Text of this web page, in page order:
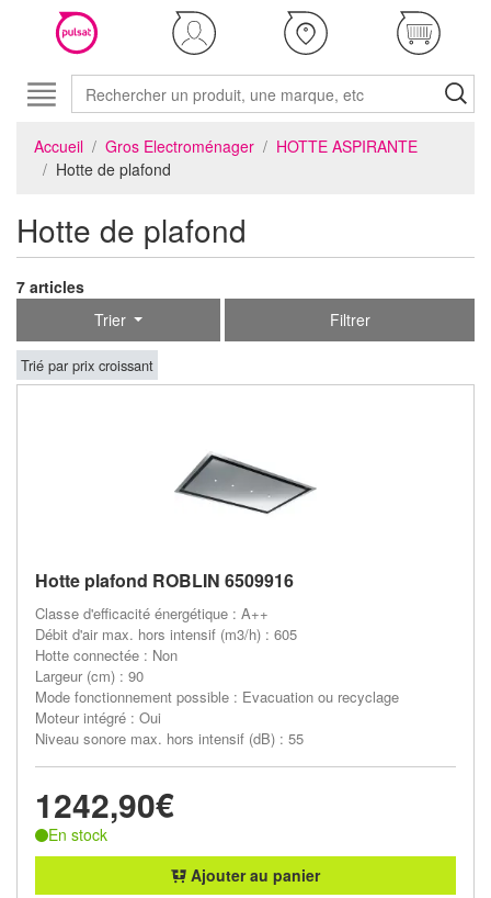
Accueil Gros Electroménager
HOTTE ASPIRANTE
Hotte de plafond
Hotte de plafond
7 articles
Trier
Filtrer
Trié par prix croissant
Hotte plafond ROBLIN 6509916
Classe d'efficacité énergétique : A++
Débit d'air max. hors intensif (m3/h) : 605
Hotte connectée : Non
Largeur (cm) : 90
Mode fonctionnement possible : Evacuation ou recyclage
Moteur intégré : Oui
Niveau sonore max. hors intensif (dB) : 55
1242,90€
En stock
Ajouter au panier